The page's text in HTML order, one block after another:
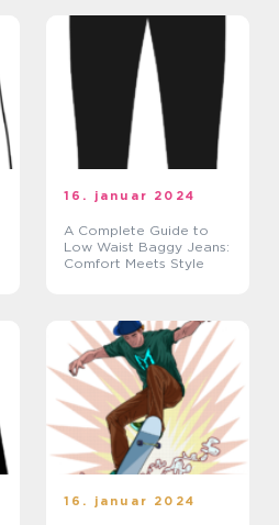
16. januar 2024
A Complete Guide to
Low Waist Baggy Jeans:
Comfort Meets Style
16. januar 2024